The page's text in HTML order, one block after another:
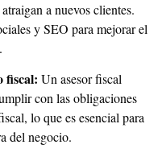
a nuevos clientes.
y SEO para mejorar el
fiscal: Un asesor fiscal
con las obligaciones
lo que es esencial para
del negocio.